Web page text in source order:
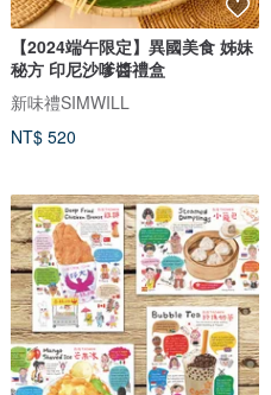
【2024端午限定】異國美食 姊妹
秘方 印尼沙嗲醬禮盒
新味禮SIMWILL
NT$ 520